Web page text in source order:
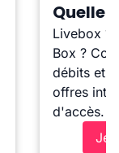
Quelle
Livebox ?
Box ?
débits et
offres
d'accès.
Je